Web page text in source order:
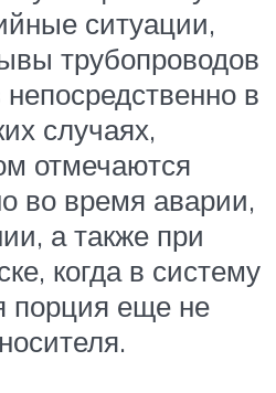
ситуации,
трубопроводов
в
случаях,
отмечаются
во время аварии,
а также при
когда в систему
порция еще не